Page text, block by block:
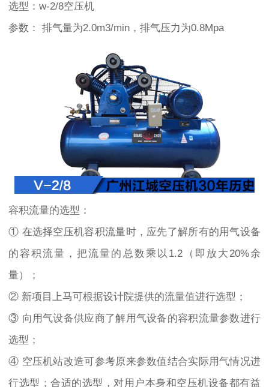
选型：w-2/8空压机
参数： 排气量为2.0m3/min，排气压力为0.8Mpa
容积流量的选型：
① 在选择空压机容积流量时，应先了解所有的用气设备
的容积流量，把流量的总数乘以1.2（即放大20%余
量）；
② 新项目上马可根据设计院提供的流量值进行选型；
③ 向用气设备供应商了解用气设备的容积流量参数进行
选型；
④ 空压机站改造可参考原来参数值结合实际用气情况进
行选型；合适的选型，对用户本身和空压机设备都有益